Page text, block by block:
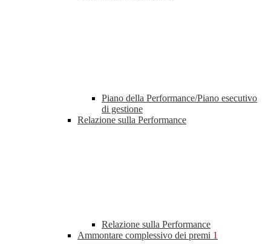
Piano della Performance/Piano esecutivo
di gestione
Relazione sulla Performance
Relazione sulla Performance
Ammontare complessivo dei premi 1